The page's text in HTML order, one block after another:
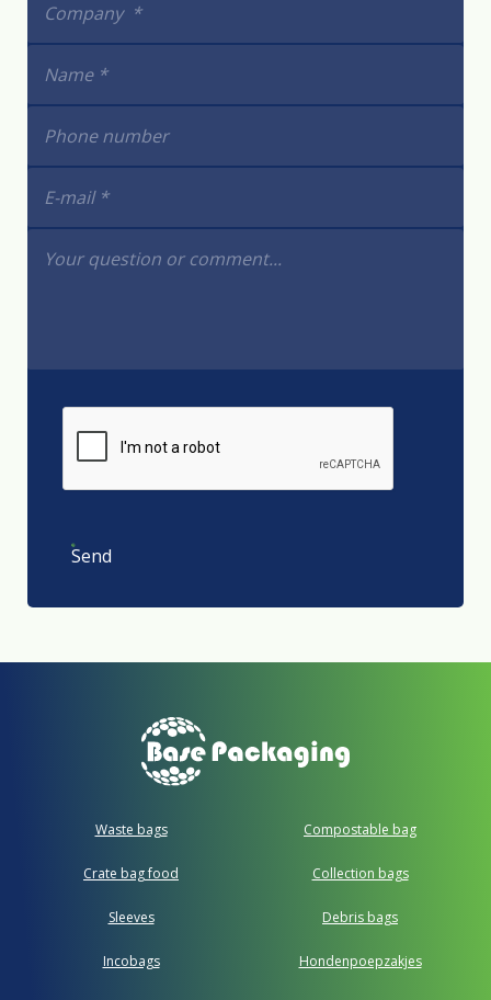
friendly options contributes to more sustainable
handling of these necessary accessories.
Send
Waste bags Compostable bag
Crate bag food Collection bags
Sleeves Debris bags
Incobags Hondenpoepzakjes